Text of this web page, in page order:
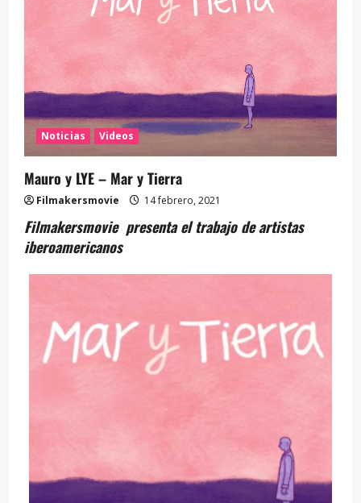
Noticias Videos
Mauro y LYE – Mar y Tierra
Filmakersmovie 14 febrero, 2021
Filmakersmovie presenta el trabajo de artistas
iberoamericanos